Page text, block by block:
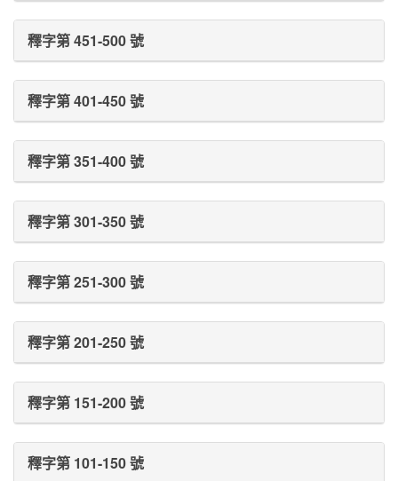
釋字第 451-500 號
釋字第 401-450 號
釋字第 351-400 號
釋字第 301-350 號
釋字第 251-300 號
釋字第 201-250 號
釋字第 151-200 號
釋字第 101-150 號